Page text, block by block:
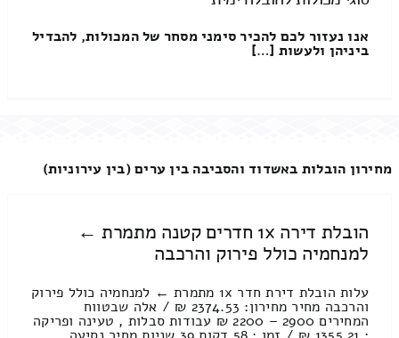
אנו נעזור לכם להכיר סימני מסחר של המכולות, להבדיל
ביניהן ולעשות […]
מחירון הובלות באשדוד והסביבה בין ערים (בין עירוניות)
הובלת דירה 1x חדרים קטנה מתמרת ←
למנחמיה כולל פירוק והרכבה
עלות הובלת דירת חדר 1x מתמרת ← למנחמיה כולל פירוק
והרכבה מחיר מחירון: 2374.53 ₪ / אלה שבטווח
המחירים 2900 – 2200 ₪ עבודות סבלות , טעינה ופריקה